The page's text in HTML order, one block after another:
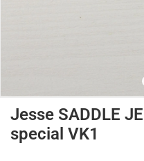
Jesse SADDLE
special VK1